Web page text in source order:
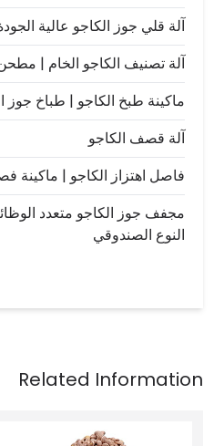
آلة قلي جوز الكاجو عالية
آلة تصنيف الكاجو الخام |
ماكينة طبخ الكاجو | طباخ جوز
آلة قصف الكاجو
فاصل اهتزاز الكاجو | ماكينة
مجفف جوز الكاجو متعدد
النوع الصندوقي